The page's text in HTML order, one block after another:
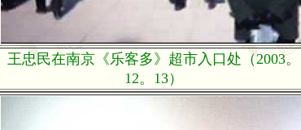
王忠民在南京《乐客多》超市入口处（2003。
12。13）